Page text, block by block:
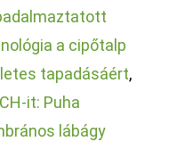
a cipőtalp
tapadásáért,
it: Puha
lábágy